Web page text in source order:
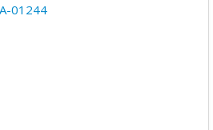
01244